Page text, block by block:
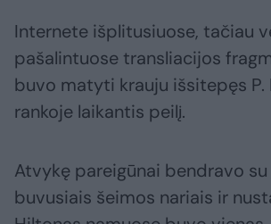
Internete išplitusiuose, tačiau
pašalintuose transliacijos
buvo matyti krauju išsitepęs P.
rankoje laikantis peilį.
Atvykę pareigūnai bendravo
buvusiais šeimos nariais ir